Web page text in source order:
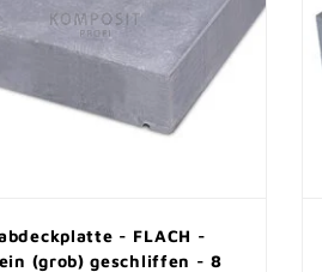
- FLACH -
(grob) geschliffen - 8